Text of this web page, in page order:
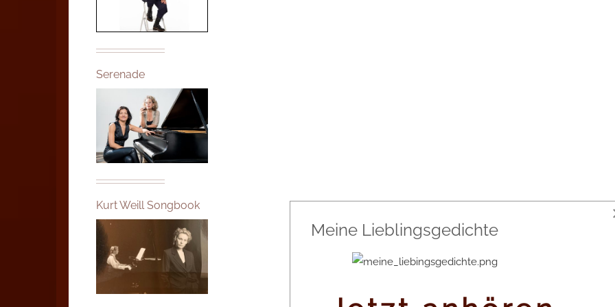
Serenade
Kurt Weill Songbook
Meine Lieblingsgedichte